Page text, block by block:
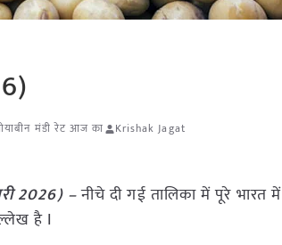
मंडी रेट आज का Krishak Jagat
2026) –नीचे दी गई तालिका में पूरे भारत में
है I